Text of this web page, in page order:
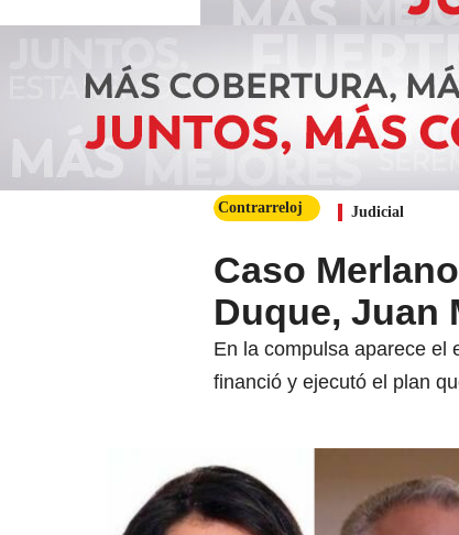
Contrarreloj Judicial
Caso
Duque, Juan
En la compulsa aparece el
financió y ejecutó el plan